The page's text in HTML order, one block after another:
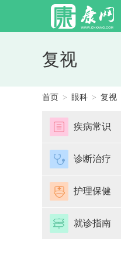
复视
首页 > 眼科 > 复视
疾病常识
诊断治疗
护理保健
就诊指南